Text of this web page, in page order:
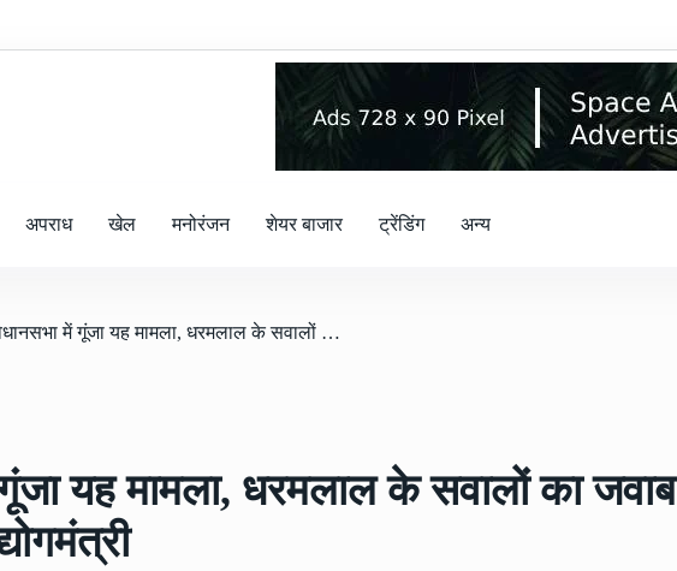
अपराध खेल मनोरंजन शेयर बाजार ट्रेंडिंग अन्य
/ विधानसभा में गूंजा यह मामला, धरमलाल के सवालों का जवाब नहीं दे सके उद्योगमंत्री
यह मामला, धरमलाल के सवालों का जवाब